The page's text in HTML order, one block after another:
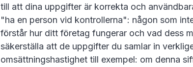
till att dina uppgifter är korrekta och
"ha en person vid kontrollerna": någon som
förstår hur ditt företag fungerar och vad dess
säkerställa att de uppgifter du samlar in
omsättningshastighet till exempel: om denna